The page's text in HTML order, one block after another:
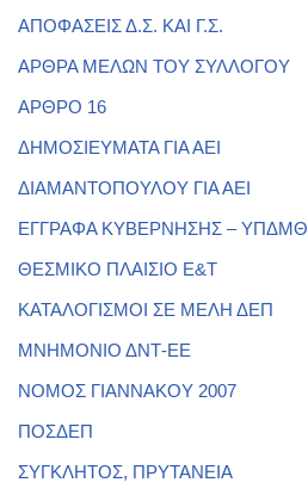
ΑΠΟΦΑΣΕΙΣ Δ.Σ. ΚΑΙ Γ.Σ.
ΑΡΘΡΑ ΜΕΛΩΝ ΤΟΥ ΣΥΛΛΟΓΟΥ
ΑΡΘΡΟ 16
ΔΗΜΟΣΙΕΥΜΑΤΑ ΓΙΑ ΑΕΙ
ΔΙΑΜΑΝΤΟΠΟΥΛΟΥ ΓΙΑ ΑΕΙ
ΕΓΓΡΑΦΑ ΚΥΒΕΡΝΗΣΗΣ – ΥΠΔΜΘ
ΘΕΣΜΙΚΟ ΠΛΑΙΣΙΟ Ε&Τ
ΚΑΤΑΛΟΓΙΣΜΟΙ ΣΕ ΜΕΛΗ ΔΕΠ
ΜΝΗΜΟΝΙΟ ΔΝΤ-ΕΕ
ΝΟΜΟΣ ΓΙΑΝΝΑΚΟΥ 2007
ΠΟΣΔΕΠ
ΣΥΓΚΛΗΤΟΣ, ΠΡΥΤΑΝΕΙΑ